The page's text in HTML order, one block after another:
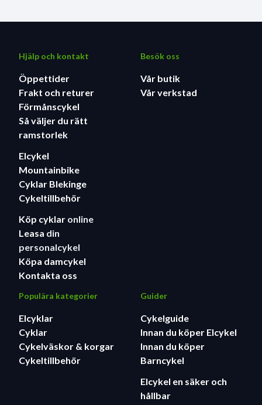
Hjälp och kontakt
Öppettider
Frakt och returer
Förmånscykel
Så väljer du rätt
ramstorlek
Elcykel
Mountainbike
Cyklar Blekinge
Cykeltillbehör
Köp cyklar online
Leasa din
personalcykel
Köpa damcykel
Kontakta oss
Besök oss
Vår butik
Vår verkstad
Populära kategorier
Elcyklar
Cyklar
Cykelväskor & korgar
Cykeltillbehör
Guider
Cykelguide
Innan du köper Elcykel
Innan du köper
Barncykel
Elcykel en säker och
hållbar